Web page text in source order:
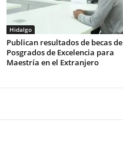
Hidalgo
Publican resultados de becas de
Posgrados de Excelencia para
Maestría en el Extranjero